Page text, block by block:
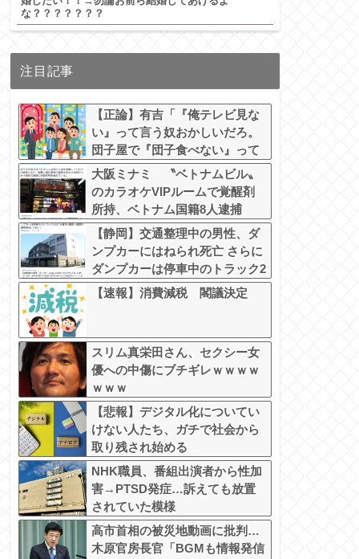
な？？？？？？？
注目記事
【正論】有吉「『俺テレビ見な
い』って言う奴おかしいだろ。
団子屋で『団子食べない』って
言うか？」
大阪ミナミ 〝ベトナムビル〟
のカラオケVIPルームで覚醒剤
所持、ベトナム国籍8人逮捕
【静岡】交通整理中の男性、ダ
ンプカーにはねられ死亡 さらに
ダンプカーは停車中のトラック2
台にも衝突=裾野市
【速報】消費減税 閣議決定
スリム真栄田さん、セクシー女
優への中傷にブチギレｗｗｗｗ
ｗｗｗ
【悲報】デジタル化についてい
けない人たち、ガチで社会から
取り残され始める
NHK職員、番組出演者から性加
害→PTSD発症…訴えても放置
されていた模様
高市首相の被災地動画に批判…
木原官房長官「BGMも情報発信